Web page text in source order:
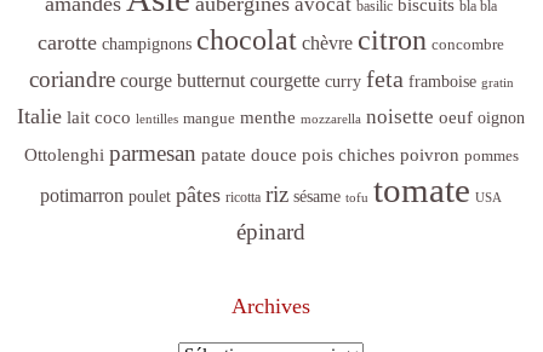
basilic biscuits bla bla
carotte champignons chocolat chèvre citron concombre
coriandre courge butternut courgette curry feta framboise gratin
Italie lait coco lentilles mangue menthe mozzarella noisette oeuf oignon
Ottolenghi parmesan patate douce pois chiches poivron pommes
potimarron poulet pâtes ricotta riz sésame tofu tomate USA
épinard
Archives